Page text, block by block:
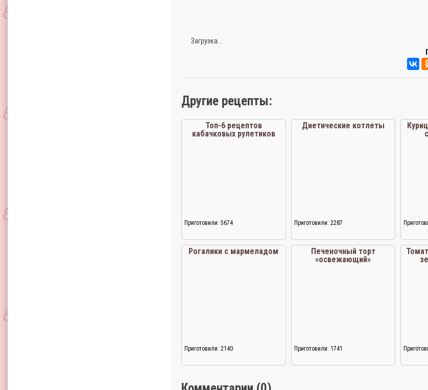
Загрузка...
Другие рецепты:
Топ-6 рецептов
кабачковых рулетиков
Приготовили: 5674
Диетические котлеты
Приготовили: 2287
Рогалики с мармеладом
Приготовили: 2140
Печеночный торт
«освежающий»
Приготовили: 1741